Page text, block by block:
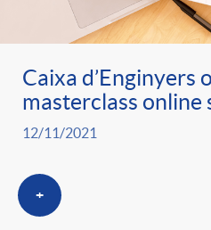
t
e
g
s
Caixa d’Enginyers
masterclass online
12/11/2021
+